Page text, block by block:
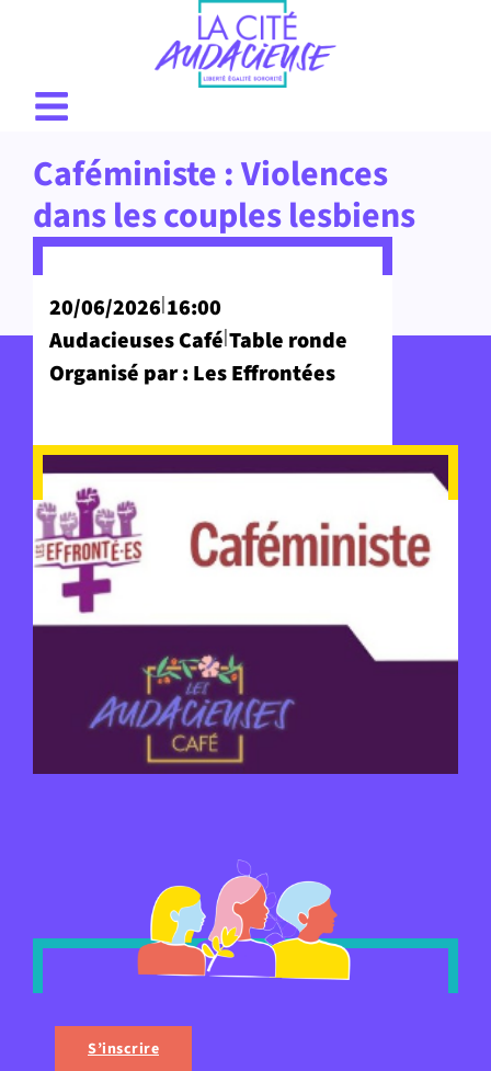
Caféministe : Violences
dans les couples lesbiens
20/06/2026|16:00
Audacieuses Café|Table ronde
Organisé par : Les Effrontées
S’inscrire